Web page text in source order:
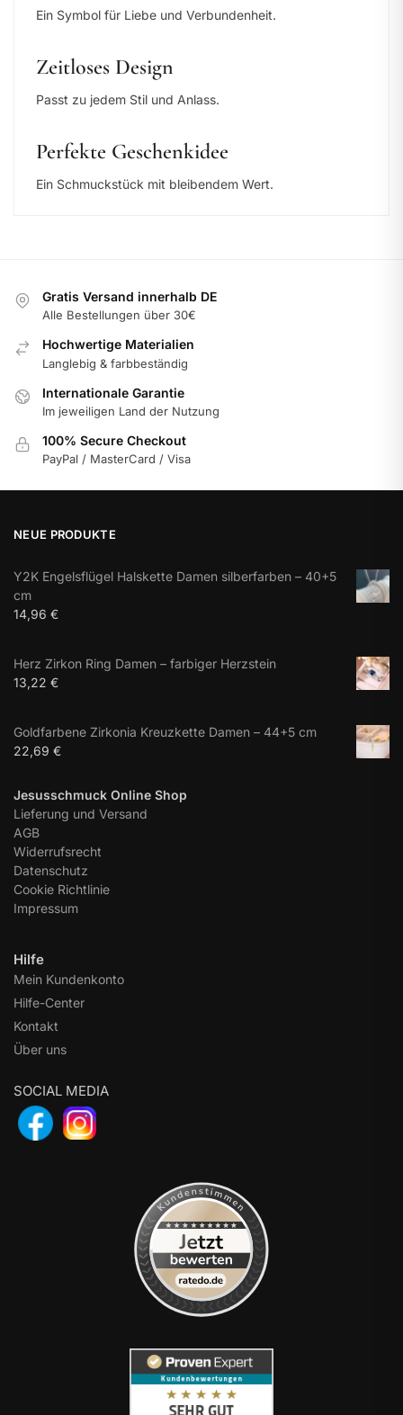
Ein Symbol für Liebe und Verbundenheit.
Zeitloses Design
Passt zu jedem Stil und Anlass.
Perfekte Geschenkidee
Ein Schmuckstück mit bleibendem Wert.
Gratis Versand innerhalb DE
Alle Bestellungen über 30€
Hochwertige Materialien
Langlebig & farbbeständig
Internationale Garantie
Im jeweiligen Land der Nutzung
100% Secure Checkout
PayPal / MasterCard / Visa
NEUE PRODUKTE
Y2K Engelsflügel Halskette Damen silberfarben – 40+5
cm
14,96 €
Herz Zirkon Ring Damen – farbiger Herzstein
13,22 €
Goldfarbene Zirkonia Kreuzkette Damen – 44+5 cm
22,69 €
Jesusschmuck Online Shop
Lieferung und Versand
AGB
Widerrufsrecht
Datenschutz
Cookie Richtlinie
Impressum
Hilfe
Mein Kundenkonto
Hilfe-Center
Kontakt
Über uns
SOCIAL MEDIA